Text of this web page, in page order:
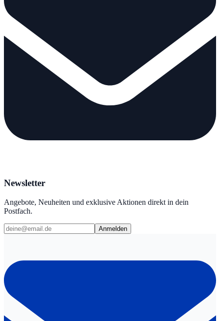
Newsletter
Angebote, Neuheiten und exklusive Aktionen direkt in dein
Postfach.
Anmelden